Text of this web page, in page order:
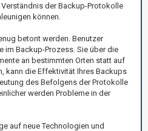
der Backup-Protokolle
können.
betont werden. Benutzer
im Backup-Prozess. Sie über die
an bestimmten Orten statt auf
kann die Effektivität Ihres Backups
des Befolgens der Protokolle
werden Probleme in der
auf neue Technologien und